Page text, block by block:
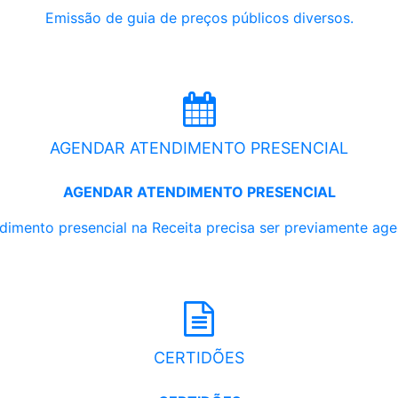
Emissão de guia de preços públicos diversos.
AGENDAR ATENDIMENTO PRESENCIAL
AGENDAR ATENDIMENTO PRESENCIAL
presencial na Receita precisa ser previamente
CERTIDÕES